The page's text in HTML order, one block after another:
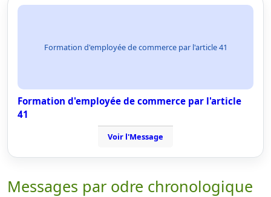
Formation d'employée de commerce par l'article 41
Formation d'employée de commerce par l'article
41
Voir l'Message
Messages par odre chronologique